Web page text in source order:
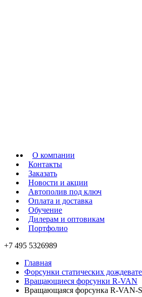
О компании
Контакты
Заказать
Новости и акции
Автополив под ключ
Оплата и доставка
Обучение
Дилерам и оптовикам
Портфолио
+7 495 5326989
Главная
Форсунки статических
Вращающиеся форсунки R-VAN
Вращающаяся форсунка R-VAN-